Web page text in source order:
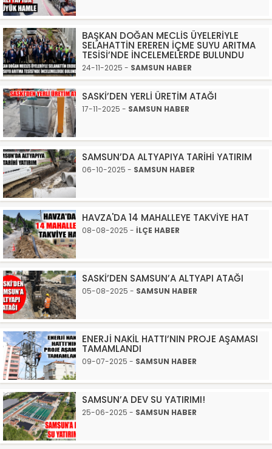
BAŞKAN DOĞAN MECLİS ÜYELERİYLE
SELAHATTİN EREREN İÇME SUYU ARITMA
TESİSİ’NDE İNCELEMELERDE BULUNDU
24-11-2025 - SAMSUN HABER
SASKİ’DEN YERLİ ÜRETİM ATAĞI
17-11-2025 - SAMSUN HABER
SAMSUN’DA ALTYAPIYA TARİHİ YATIRIM
06-10-2025 - SAMSUN HABER
HAVZA'DA 14 MAHALLEYE TAKVİYE HAT
08-08-2025 - İLÇE HABER
SASKİ’DEN SAMSUN’A ALTYAPI ATAĞI
05-08-2025 - SAMSUN HABER
ENERJİ NAKİL HATTI’NIN PROJE AŞAMASI
TAMAMLANDI
09-07-2025 - SAMSUN HABER
SAMSUN’A DEV SU YATIRIMI!
25-06-2025 - SAMSUN HABER